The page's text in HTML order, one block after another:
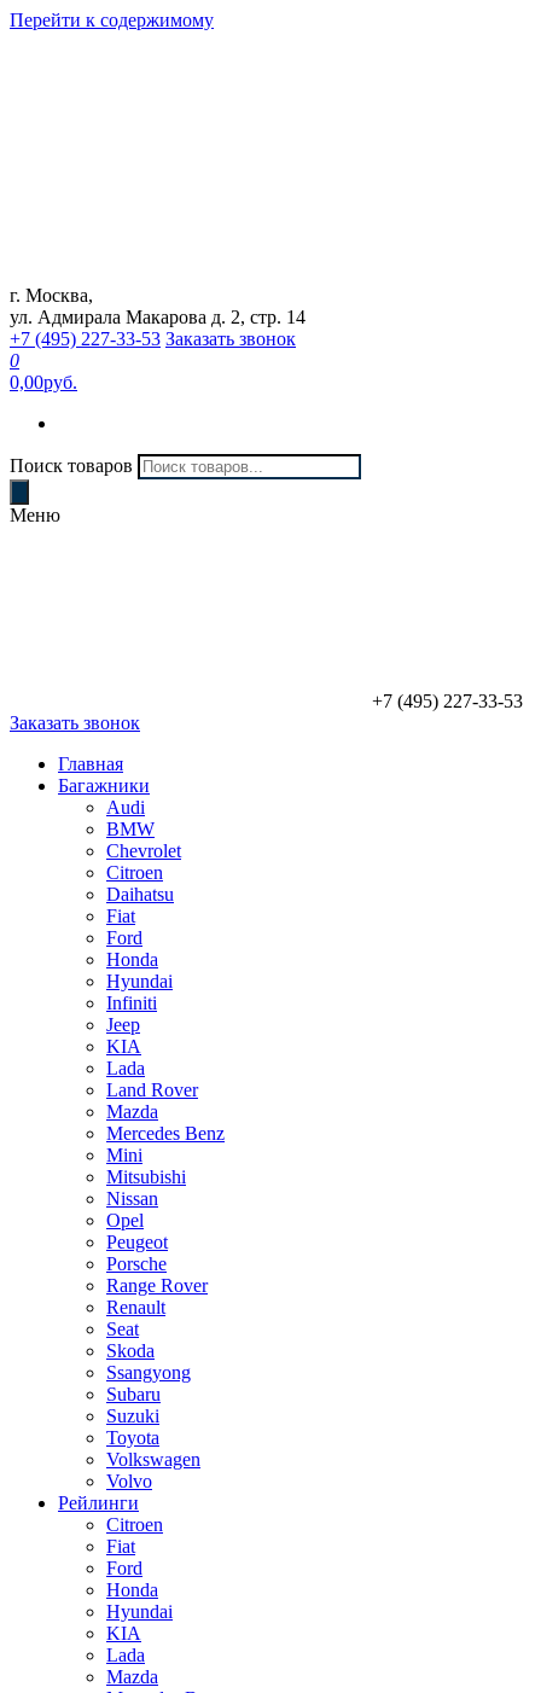
Перейти к содержимому
Интернет магазин "Can Auto"
г. Москва,
ул. Адмирала Макарова д. 2, стр. 14
+7 (495) 227-33-53 Заказать звонок
0
0,00руб.
Поиск товаров
Меню
+7 (495) 227-33-53
Заказать звонок
Главная
Багажники
Audi
BMW
Chevrolet
Citroen
Daihatsu
Fiat
Ford
Honda
Hyundai
Infiniti
Jeep
KIA
Lada
Land Rover
Mazda
Mercedes Benz
Mini
Mitsubishi
Nissan
Opel
Peugeot
Porsche
Range Rover
Renault
Seat
Skoda
Ssangyong
Subaru
Suzuki
Toyota
Volkswagen
Volvo
Рейлинги
Citroen
Fiat
Ford
Honda
Hyundai
KIA
Lada
Mazda